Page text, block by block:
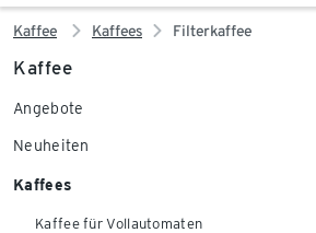
Kaffee Kaffees Filterkaffee
Kaffee
Angebote
Neuheiten
Kaffees
Kaffee für Vollautomaten